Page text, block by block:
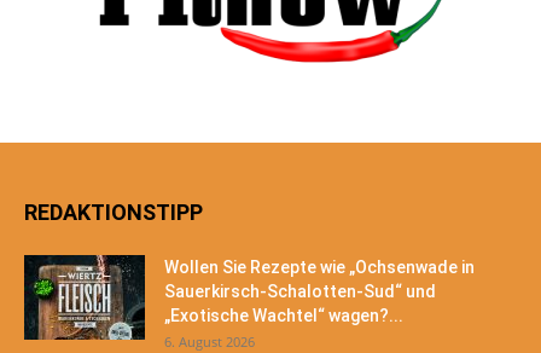
REDAKTIONSTIPP
Wollen Sie Rezepte wie „Ochsenwade in
Sauerkirsch-Schalotten-Sud“ und
„Exotische Wachtel“ wagen?...
6. August 2026